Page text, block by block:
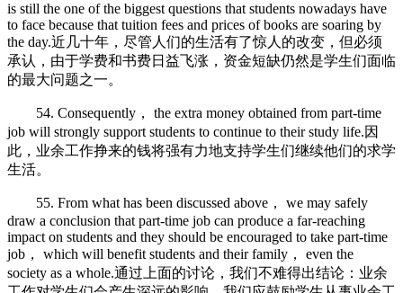
is still the one of the biggest questions that students nowadays have
to face because that tuition fees and prices of books are soaring by
the day.近几十年，尽管人们的生活有了惊人的改变，但必须
承认，由于学费和书费日益飞涨，资金短缺仍然是学生们面临
的最大问题之一。
54. Consequently， the extra money obtained from part-time
job will strongly support students to continue to their study life.因
此，业余工作挣来的钱将强有力地支持学生们继续他们的求学
生活。
55. From what has been discussed above， we may safely
draw a conclusion that part-time job can produce a far-reaching
impact on students and they should be encouraged to take part-time
job， which will benefit students and their family， even the
society as a whole.通过上面的讨论，我们不难得出结论：业余